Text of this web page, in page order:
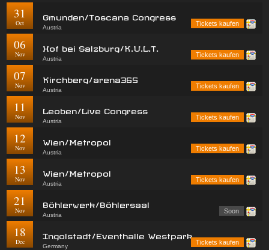
31
Oct
Gmunden/Toscana Congress
Austria
Tickets kaufen
06
Nov
Hof bei Salzburg/K.U.L.T.
Austria
Tickets kaufen
07
Nov
Kirchberg/arena365
Austria
Tickets kaufen
11
Nov
Leoben/Live Congress
Austria
Tickets kaufen
12
Nov
Wien/Metropol
Austria
Tickets kaufen
13
Nov
Wien/Metropol
Austria
Tickets kaufen
21
Nov
Böhlerwerk/Böhlersaal
Austria
Soon
18
Dec
Ingolstadt/Eventhalle Westpark
Germany
Tickets kaufen